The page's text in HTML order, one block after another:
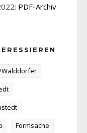
PDF-Archiv
Formsache